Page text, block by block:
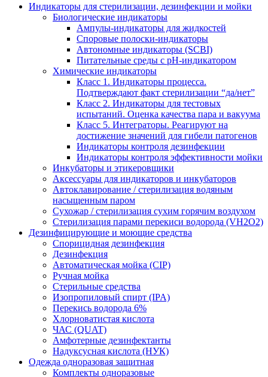
Индикаторы для стерилизации, дезинфекции и мойки
Биологические индикаторы
Ампулы-индикаторы для жидкостей
Споровые полоски-индикаторы
Автономные индикаторы (SCBI)
Питательные среды с рН-индикатором
Химические индикаторы
Класс 1. Индикаторы процесса.
Подтверждают факт стерилизации “да/нет”
Класс 2. Индикаторы для тестовых
испытаний. Оценка качества пара и вакуума
Класс 5. Интеграторы. Реагируют на
достижение значений для гибели патогенов
Индикаторы контроля дезинфекции
Индикаторы контроля эффективности мойки
Инкубаторы и этикеровщики
Аксессуары для индикаторов и инкубаторов
Автоклавирование / стерилизация водяным
насыщенным паром
Сухожар / стерилизация сухим горячим воздухом
Стерилизация парами перекиси водорода (VH2O2)
Дезинфицирующие и моющие средства
Спорицидная дезинфекция
Дезинфекция
Автоматическая мойка (CIP)
Ручная мойка
Стерильные средства
Изопропиловый спирт (IPA)
Перекись водорода 6%
Хлорноватистая кислота
ЧАС (QUAT)
Амфотерные дезинфектанты
Надуксусная кислота (НУК)
Одежда одноразовая защитная
Комплекты одноразовые